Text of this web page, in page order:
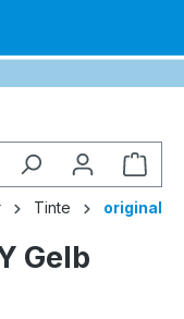
Tinte original
Gelb